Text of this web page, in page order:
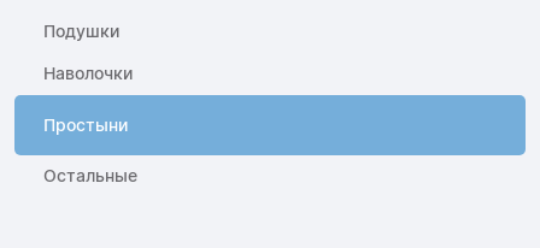
Подушки
Наволочки
Простыни
Остальные